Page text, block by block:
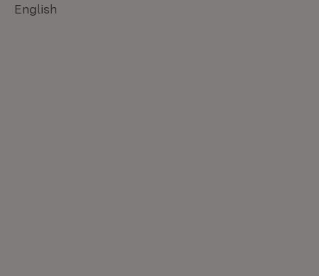
English